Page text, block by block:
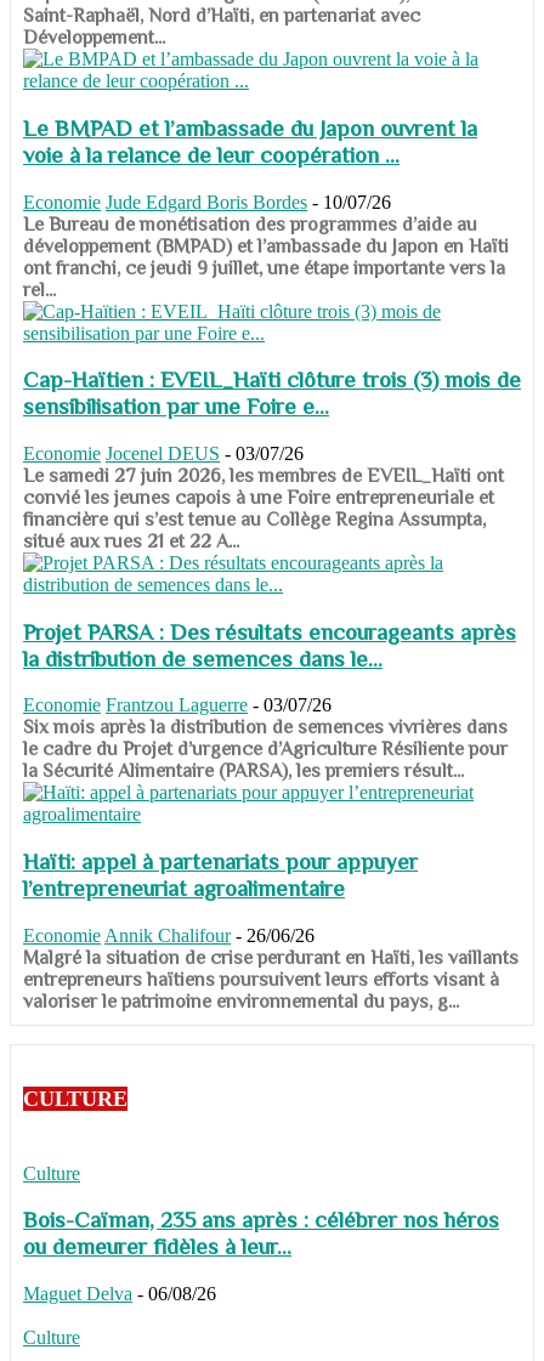
Saint-Raphaël, Nord d’Haïti, en partenariat avec
Développement...
Le BMPAD et l’ambassade du Japon ouvrent la
voie à la relance de leur coopération ...
Economie Jude Edgard Boris Bordes - 10/07/26
​​​​​​​Le Bureau de monétisation des programmes d’aide au
développement (BMPAD) et l’ambassade du Japon en Haïti
ont franchi, ce jeudi 9 juillet, une étape importante vers la
rel...
Cap-Haïtien : EVEIL_Haïti clôture trois (3) mois de
sensibilisation par une Foire e...
Economie Jocenel DEUS - 03/07/26
Le samedi 27 juin 2026, les membres de EVEIL_Haïti ont
convié les jeunes capois à une Foire entrepreneuriale et
financière qui s’est tenue au Collège Regina Assumpta,
situé aux rues 21 et 22 A...
Projet PARSA : Des résultats encourageants après
la distribution de semences dans le...
Economie Frantzou Laguerre - 03/07/26
​​​​​​​Six mois après la distribution de semences vivrières dans
le cadre du Projet d’urgence d’Agriculture Résiliente pour
la Sécurité Alimentaire (PARSA), les premiers résult...
Haïti: appel à partenariats pour appuyer
l’entrepreneuriat agroalimentaire
Economie Annik Chalifour - 26/06/26
​​​​​​​Malgré la situation de crise perdurant en Haïti, les vaillants
entrepreneurs haïtiens poursuivent leurs efforts visant à
valoriser le patrimoine environnemental du pays, g...
CULTURE
Culture
Bois-Caïman, 235 ans après : célébrer nos héros
ou demeurer fidèles à leur...
Maguet Delva - 06/08/26
Culture